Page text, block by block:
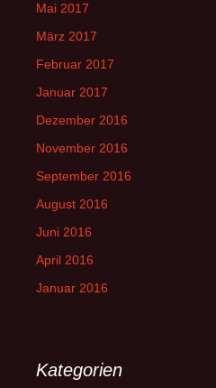
Mai 2017
März 2017
Februar 2017
Januar 2017
Dezember 2016
November 2016
September 2016
August 2016
Juni 2016
April 2016
Januar 2016
Kategorien